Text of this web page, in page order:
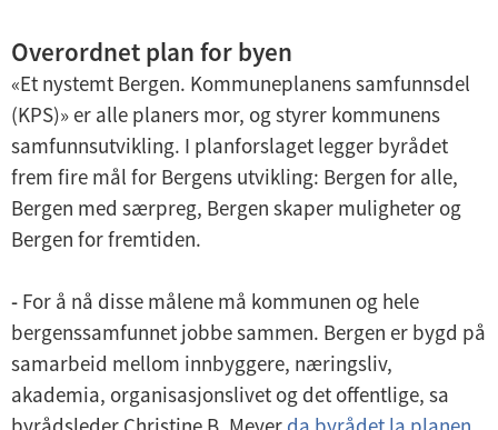
Overordnet plan for byen
«Et nystemt Bergen. Kommuneplanens samfunnsdel
(KPS)» er alle planers mor, og styrer kommunens
samfunnsutvikling. I planforslaget legger byrådet
frem fire mål for Bergens utvikling: Bergen for alle,
Bergen med særpreg, Bergen skaper muligheter og
Bergen for fremtiden.
- For å nå disse målene må kommunen og hele
bergenssamfunnet jobbe sammen. Bergen er bygd på
samarbeid mellom innbyggere, næringsliv,
akademia, organisasjonslivet og det offentlige, sa